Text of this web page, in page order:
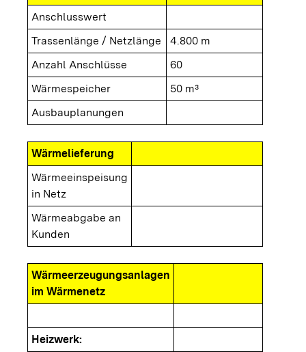
Anschlusswert
Trassenlänge / Netzlänge
4.800 m
Anzahl Anschlüsse
60
Wärmespeicher
50 m³
Ausbauplanungen
Wärmelieferung
Wärmeeinspeisung
in Netz
Wärmeabgabe an
Kunden
Wärmeerzeugungsanlagen
im Wärmenetz
Heizwerk: